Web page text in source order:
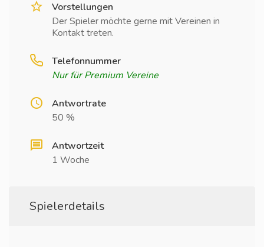
Vorstellungen
Der Spieler möchte gerne mit Vereinen in
Kontakt treten.
Telefonnummer
Nur für Premium Vereine
Antwortrate
50 %
Antwortzeit
1 Woche
Spielerdetails